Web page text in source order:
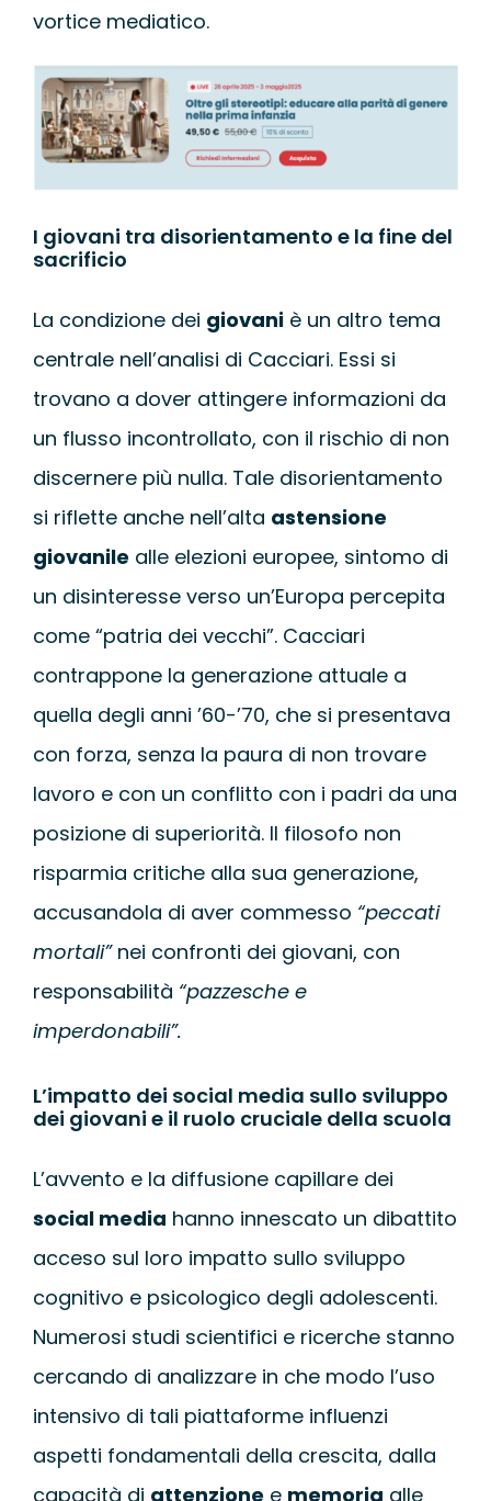
vortice mediatico.
I giovani tra disorientamento e la fine del
sacrificio
La condizione dei giovaniè un altro tema
centrale nell’analisi di Cacciari. Essi si
trovano a dover attingere informazioni da
un flusso incontrollato, con il rischio di non
discernere più nulla. Tale disorientamento
si riflette anche nell’alta astensione
giovanile alle elezioni europee, sintomo di
un disinteresse verso un’Europa percepita
come “patria dei vecchi”. Cacciari
contrappone la generazione attuale a
quella degli anni ’60-’70, che si presentava
con forza, senza la paura di non trovare
lavoro e con un conflitto con i padri da una
posizione di superiorità. Il filosofo non
risparmia critiche alla sua generazione,
accusandola di aver commesso “peccati
mortali”nei confronti dei giovani, con
responsabilità “pazzesche e
imperdonabili”.
L’impatto dei social media sullo sviluppo
dei giovani e il ruolo cruciale della scuola
L’avvento e la diffusione capillare dei
social media hanno innescato un dibattito
acceso sul loro impatto sullo sviluppo
cognitivo e psicologico degli adolescenti.
Numerosi studi scientifici e ricerche stanno
cercando di analizzare in che modo l’uso
intensivo di tali piattaforme influenzi
aspetti fondamentali della crescita, dalla
capacità di attenzione e memoria alle